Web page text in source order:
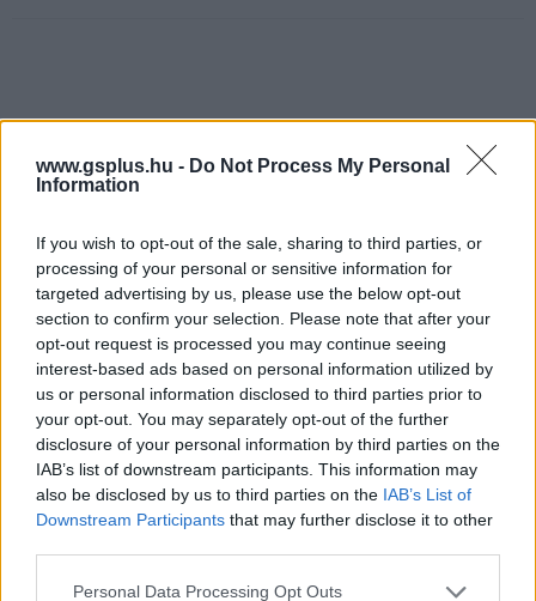
www.gsplus.hu - Do Not Process My Personal
Information
If you wish to opt-out of the sale, sharing to third parties, or
processing of your personal or sensitive information for
targeted advertising by us, please use the below opt-out
section to confirm your selection. Please note that after your
opt-out request is processed you may continue seeing
interest-based ads based on personal information utilized by
us or personal information disclosed to third parties prior to
your opt-out. You may separately opt-out of the further
disclosure of your personal information by third parties on the
IAB’s list of downstream participants. This information may
also be disclosed by us to third parties on the IAB’s List of
Downstream Participants that may further disclose it to other
Please note that this website/app uses one or more Google
Personal Data Processing Opt Outs
Hozzászólások
Állami támogatás nélkül
készült magyar film tart épp
Cannes-ba
Csirke 2026 május 7. 19:21